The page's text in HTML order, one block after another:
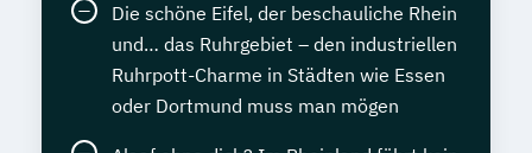
Die schöne Eifel, der beschauliche Rhein
und… das Ruhrgebiet – den industriellen
Ruhrpott-Charme in Städten wie Essen
oder Dortmund muss man mögen